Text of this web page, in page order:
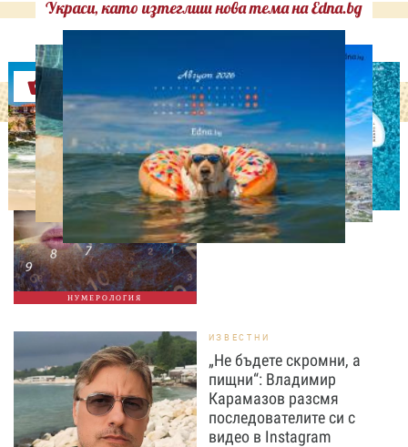
Украси, като изтеглиш нова тема на Edna.bg
Оферти
НУМЕРОЛОГИЯ
НУМЕРОЛОГИЯ
Нумерологична прогноза
за 6 август, четвъртък
ИЗВЕСТНИ
„Не бъдете скромни, а
пищни“: Владимир
Карамазов разсмя
последователите си с
видео в Instagram